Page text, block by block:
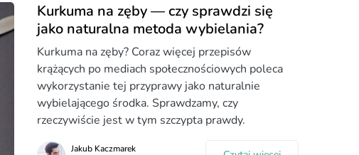
Kurkuma na zęby — czy sprawdzi się
jako naturalna metoda wybielania?
Kurkuma na zęby? Coraz więcej przepisów
krążących po mediach społecznościowych poleca
wykorzystanie tej przyprawy jako naturalnie
wybielającego środka. Sprawdzamy, czy
rzeczywiście jest w tym szczypta prawdy.
Jakub Kaczmarek